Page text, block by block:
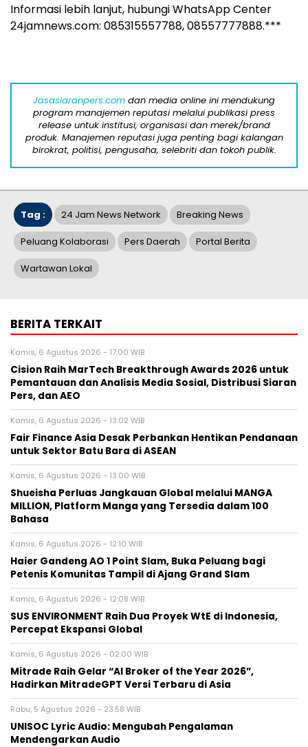
Informasi lebih lanjut, hubungi WhatsApp Center
24jamnews.com: 085315557788, 08557777888.***
Jasasiaranpers.com dan media online ini mendukung
program manajemen reputasi melalui publikasi press
release untuk institusi, organisasi dan merek/brand
produk. Manajemen reputasi juga penting bagi kalangan
birokrat, politisi, pengusaha, selebriti dan tokoh publik.
Tag : 24 Jam News Network Breaking News
Peluang Kolaborasi Pers Daerah Portal Berita
Wartawan Lokal
BERITA TERKAIT
Kamis, 6 Agustus 2026 - 17:00 WIB
Cision Raih MarTech Breakthrough Awards 2026 untuk
Pemantauan dan Analisis Media Sosial, Distribusi Siaran
Pers, dan AEO
Kamis, 6 Agustus 2026 - 13:02 WIB
Fair Finance Asia Desak Perbankan Hentikan Pendanaan
untuk Sektor Batu Bara di ASEAN
Kamis, 6 Agustus 2026 - 13:00 WIB
Shueisha Perluas Jangkauan Global melalui MANGA
MILLION, Platform Manga yang Tersedia dalam 100
Bahasa
Kamis, 6 Agustus 2026 - 12:10 WIB
Haier Gandeng AO 1 Point Slam, Buka Peluang bagi
Petenis Komunitas Tampil di Ajang Grand Slam
Kamis, 6 Agustus 2026 - 12:08 WIB
SUS ENVIRONMENT Raih Dua Proyek WtE di Indonesia,
Percepat Ekspansi Global
Kamis, 6 Agustus 2026 - 02:00 WIB
Mitrade Raih Gelar “AI Broker of the Year 2026”,
Hadirkan MitradeGPT Versi Terbaru di Asia
Rabu, 5 Agustus 2026 - 23:58 WIB
UNISOC Lyric Audio: Mengubah Pengalaman
Mendengarkan Audio